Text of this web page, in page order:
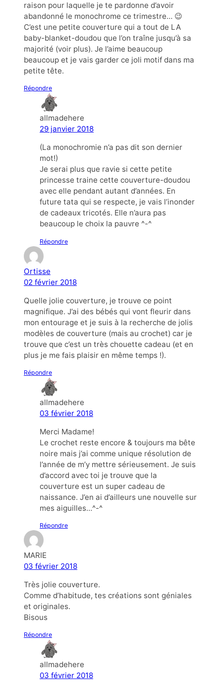
raison pour laquelle je te pardonne d’avoir
abandonné le monochrome ce trimestre… 😉
C’est une petite couverture qui a tout de LA
baby-blanket-doudou que l’on traîne jusqu’à sa
majorité (voir plus). Je l’aime beaucoup
beaucoup et je vais garder ce joli motif dans ma
petite tête.
Répondre
allmadehere
29 janvier 2018
(La monochromie n’a pas dit son dernier
mot!)
Je serai plus que ravie si cette petite
princesse traine cette couverture-doudou
avec elle pendant autant d’années. En
future tata qui se respecte, je vais l’inonder
de cadeaux tricotés. Elle n’aura pas
beaucoup le choix la pauvre ^-^
Répondre
Ortisse
02 février 2018
Quelle jolie couverture, je trouve ce point
magnifique. J’ai des bébés qui vont fleurir dans
mon entourage et je suis à la recherche de jolis
modèles de couverture (mais au crochet) car je
trouve que c’est un très chouette cadeau (et en
plus je me fais plaisir en même temps !).
Répondre
allmadehere
03 février 2018
Merci Madame!
Le crochet reste encore & toujours ma bête
noire mais j’ai comme unique résolution de
l’année de m’y mettre sérieusement. Je suis
d’accord avec toi je trouve que la
couverture est un super cadeau de
naissance. J’en ai d’ailleurs une nouvelle sur
mes aiguilles…^-^
Répondre
MARIE
03 février 2018
Très jolie couverture.
Comme d’habitude, tes créations sont géniales
et originales.
Bisous
Répondre
allmadehere
03 février 2018